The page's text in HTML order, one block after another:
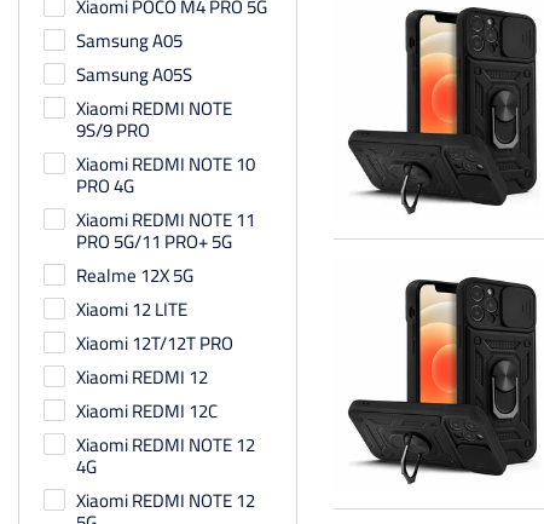
Samsung A05
Samsung A05S
Xiaomi REDMI NOTE
9S/9 PRO
Xiaomi REDMI NOTE 10
PRO 4G
Xiaomi REDMI NOTE 11
PRO 5G/11 PRO+ 5G
Realme 12X 5G
Xiaomi 12 LITE
Xiaomi 12T/12T PRO
Xiaomi REDMI 12
Xiaomi REDMI 12C
Xiaomi REDMI NOTE 12
4G
Xiaomi REDMI NOTE 12